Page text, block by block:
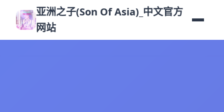
亚洲之子(Son Of Asia)_中文官方
网站